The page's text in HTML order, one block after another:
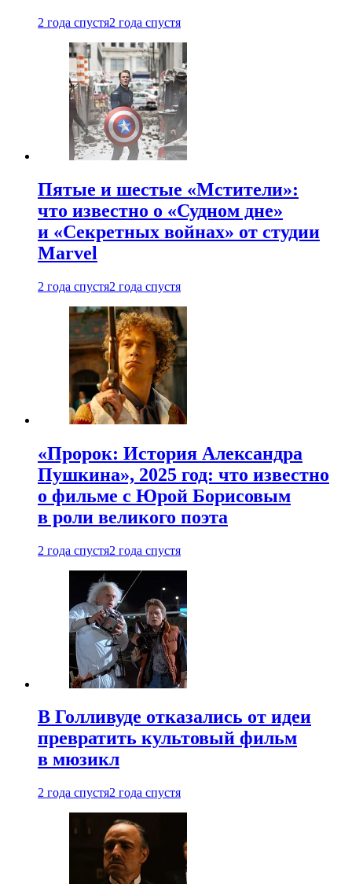
2 года спустя2 года спустя
Пятые и шестые «Мстители»:
что известно о «Судном дне»
и «Секретных войнах» от студии
Marvel
2 года спустя2 года спустя
«Пророк: История Александра
Пушкина», 2025 год: что известно
о фильме с Юрой Борисовым
в роли великого поэта
2 года спустя2 года спустя
В Голливуде отказались от идеи
превратить культовый фильм
в мюзикл
2 года спустя2 года спустя